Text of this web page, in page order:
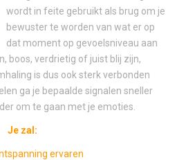
wordt in feite gebruikt als brug om je
bewuster te worden van wat er op
dat moment op gevoelsniveau aan
boos, verdrietig of juist blij zijn,
is dus ook sterk verbonden
ga je bepaalde signalen sneller
om te gaan met je emoties.
Je zal:
ervaren